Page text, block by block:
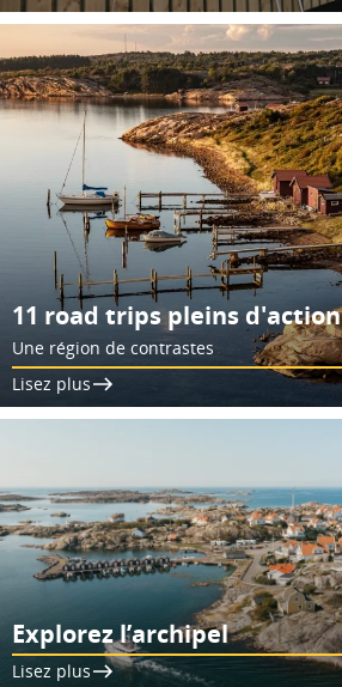
11 road trips pleins d'action
Une région de contrastes
Lisez plus
Explorez l’archipel
Lisez plus